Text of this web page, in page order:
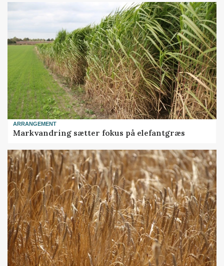
ARRANGEMENT
Markvandring sætter fokus på elefantgræs